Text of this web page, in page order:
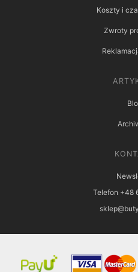
Koszty i
Zwroty
Telefon +48